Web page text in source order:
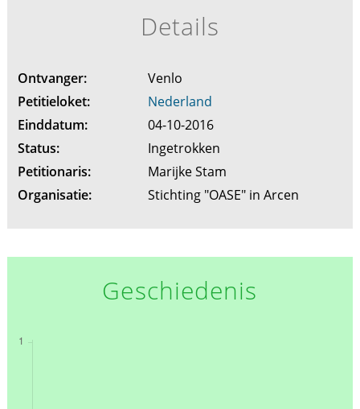
Details
Ontvanger:
Venlo
Petitieloket:
Nederland
Einddatum:
04-10-2016
Status:
Ingetrokken
Petitionaris:
Marijke Stam
Organisatie:
Stichting "OASE" in Arcen
Geschiedenis